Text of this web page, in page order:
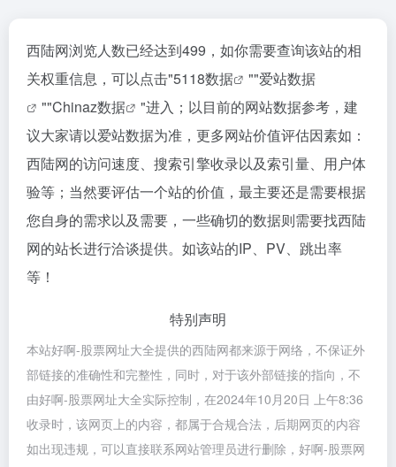
西陆网浏览人数已经达到499，如你需要查询该站的相
关权重信息，可以点击"5118数据 ""爱站数据
""Chinaz数据
"进入；以目前的网站数据参考，建
议大家请以爱站数据为准，更多网站价值评估因素如：
西陆网的访问速度、搜索引擎收录以及索引量、用户体
验等；当然要评估一个站的价值，最主要还是需要根据
您自身的需求以及需要，一些确切的数据则需要找西陆
网的站长进行洽谈提供。如该站的IP、PV、跳出率
等！
特别声明
本站好啊-股票网址大全提供的西陆网都来源于网络，不保证外
部链接的准确性和完整性，同时，对于该外部链接的指向，不
由好啊-股票网址大全实际控制，在2024年10月20日 上午8:36
收录时，该网页上的内容，都属于合规合法，后期网页的内容
如出现违规，可以直接联系网站管理员进行删除，好啊-股票网